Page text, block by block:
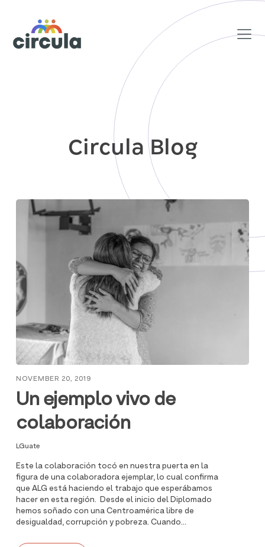
Circula Blog
NOVEMBER 20, 2019
Un ejemplo vivo de
colaboración
LGuate
Este la colaboración tocó en nuestra puerta en la
figura de una colaboradora ejemplar, lo cual confirma
que ALG está haciendo el trabajo que esperábamos
hacer en esta región. Desde el inicio del Diplomado
hemos soñado con una Centroamérica libre de
desigualdad, corrupción y pobreza. Cuando...